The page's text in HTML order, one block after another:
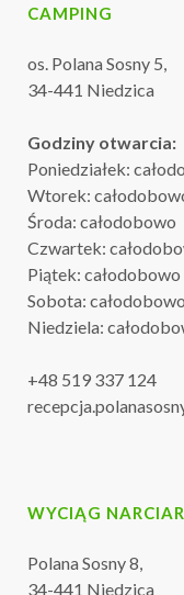
CAMPING
os. Polana Sosny 5,
34-441 Niedzica
Godziny otwarcia:
Poniedziałek:
Wtorek:
Środa: całodobowo
Czwartek:
Piątek: całodobowo
Sobota: całodobowo
Niedziela:
+48 519 337 124
WYCIĄG
Polana Sosny 8,
34-441 Niedzica